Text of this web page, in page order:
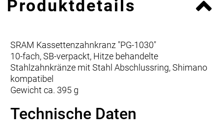
Produktdetails
SRAM Kassettenzahnkranz "PG-1030"
10-fach, SB-verpackt, Hitze behandelte
Stahlzahnkränze mit Stahl Abschlussring, Shimano
kompatibel
Gewicht ca. 395 g
Technische Daten